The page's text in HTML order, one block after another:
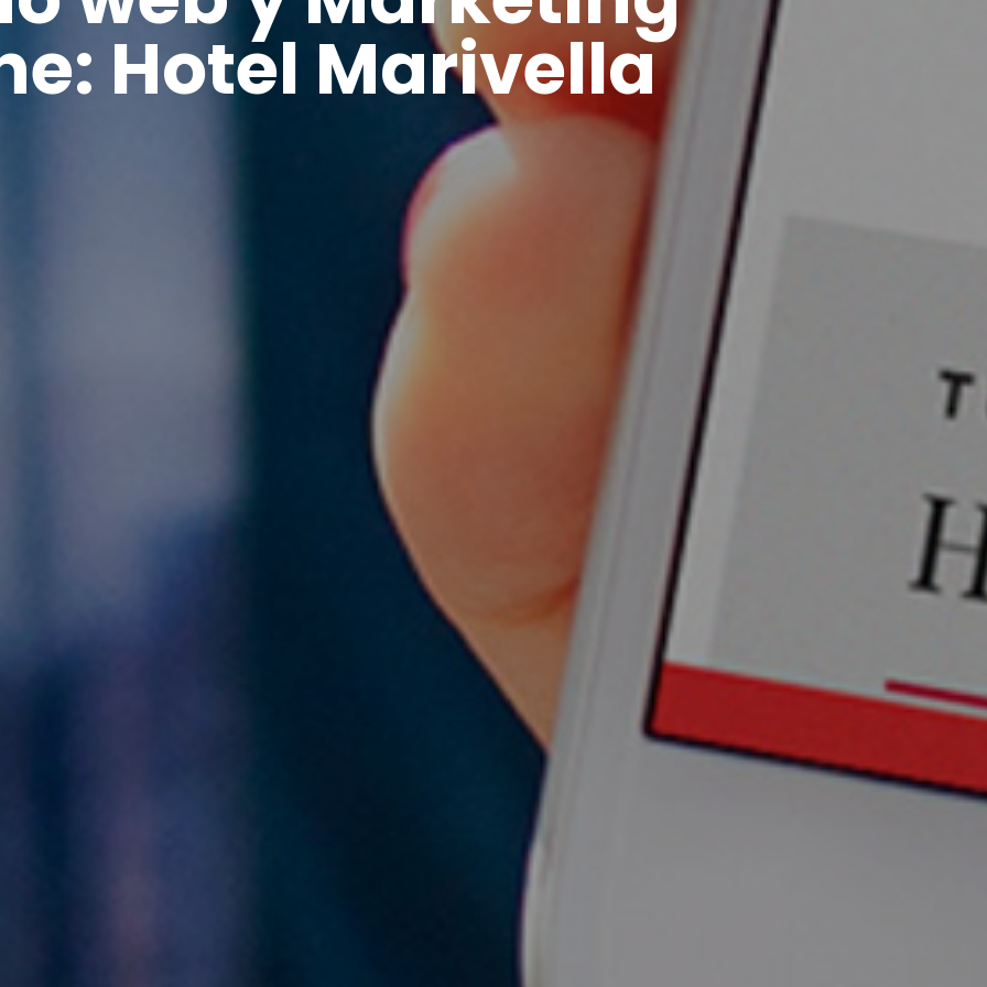
Hotel Marivella